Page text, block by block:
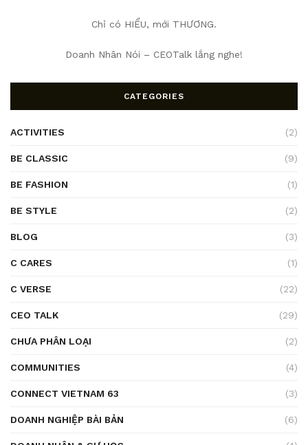
Chỉ có HIỂU, mới THƯƠNG.
Doanh Nhân Nói – CEOTalk lắng nghe!
CATEGORIES
ACTIVITIES (2)
BE CLASSIC (9)
BE FASHION (1)
BE STYLE (2)
BLOG (3)
C CARES (1)
C VERSE (22)
CEO TALK (29)
CHƯA PHÂN LOẠI (2)
COMMUNITIES (4)
CONNECT VIETNAM 63 (3)
DOANH NGHIỆP BÀI BẢN (6)